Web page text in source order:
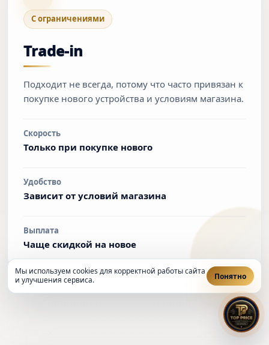
С ограничениями
Trade-in
Подходит не всегда, потому что часто привязан к
покупке нового устройства и условиям магазина.
Скорость
Только при покупке нового
Удобство
Зависит от условий магазина
Выплата
Чаще скидкой на новое
Мы используем cookies для корректной работы сайта
и улучшения сервиса.
Понятно